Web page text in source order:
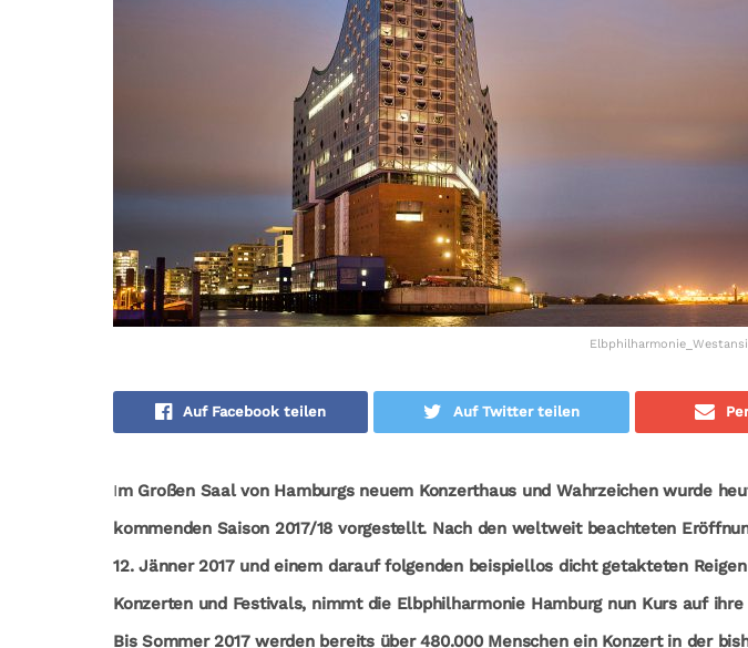
Auf Facebook teilen Auf Twitter teilen
Im Großen Saal von Hamburgs neuem Konzerthaus und Wahrzeichen wurde
kommenden Saison 2017/18 vorgestellt. Nach den weltweit beachteten
12. Jänner 2017 und einem darauf folgenden beispiellos dicht getakteten
Konzerten und Festivals, nimmt die Elbphilharmonie Hamburg nun Kurs auf
Bis Sommer 2017 werden bereits über 480.000 Menschen ein Konzert in der